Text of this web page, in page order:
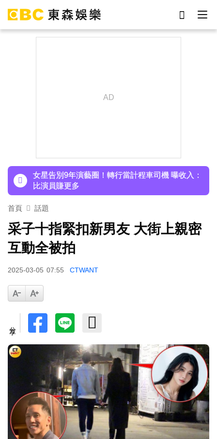
下載東森App，隨時掌握天下大小事！
比演員賺更多
蔡阿嘎陷爭議！蘿拉神隱19個月首發文 遭酸「詐
騙集團回歸」回應了
肥大叔猝逝5天！原訂明直播說明突喊卡 團隊忍痛
下載東森App，隨時掌握天下大小事！
屍河中驚見「20公斤重物」
首頁 話題
采子十指緊扣新男友 大街上親密
互動全被拍
2025-03-05 07:55 CTWANT